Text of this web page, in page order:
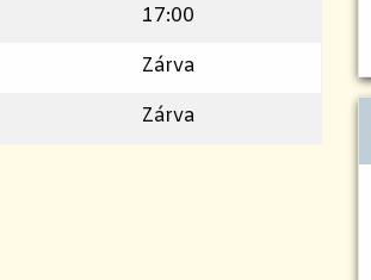
17:00
Zárva
Zárva